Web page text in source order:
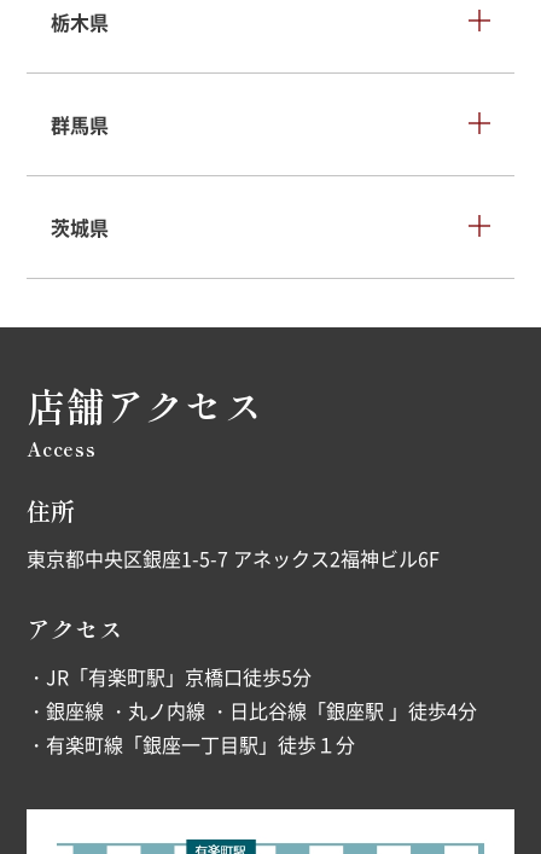
栃木県
群馬県
茨城県
店舗アクセス
Access
住所
東京都中央区銀座1-5-7 アネックス2福神ビル6F
アクセス
・JR「有楽町駅」京橋口徒歩5分
・銀座線 ・丸ノ内線 ・日比谷線「銀座駅 」徒歩4分
・有楽町線「銀座一丁目駅」徒歩１分